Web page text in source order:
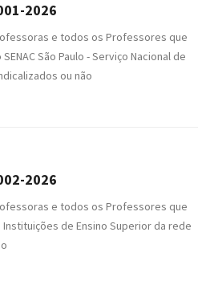
2026
e todos os Professores que
São Paulo - Serviço Nacional de
ou não
2026
e todos os Professores que
de Ensino Superior da rede